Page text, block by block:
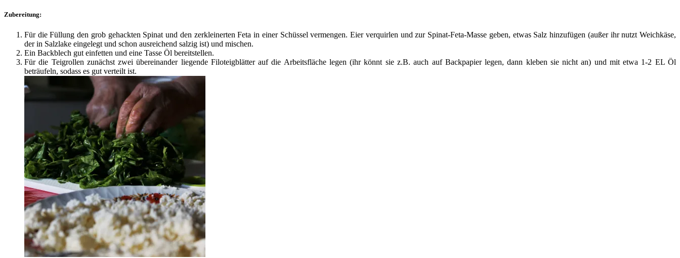
Zubereitung:
Für die Füllung den grob gehackten Spinat und den zerkleinerten Feta in einer Schüssel vermengen. Eier verquirlen und zur Spinat-Feta-Masse geben, etwas Salz hinzufügen (außer ihr nutzt Weichkäse,
der in Salzlake eingelegt und schon ausreichend salzig ist) und mischen.
Ein Backblech gut einfetten und eine Tasse Öl bereitstellen.
Für die Teigrollen zunächst zwei übereinander liegende Filoteigblätter auf die Arbeitsfläche legen (ihr könnt sie z.B. auch auf Backpapier legen, dann kleben sie nicht an) und mit etwa 1-2 EL Öl
beträufeln, sodass es gut verteilt ist.